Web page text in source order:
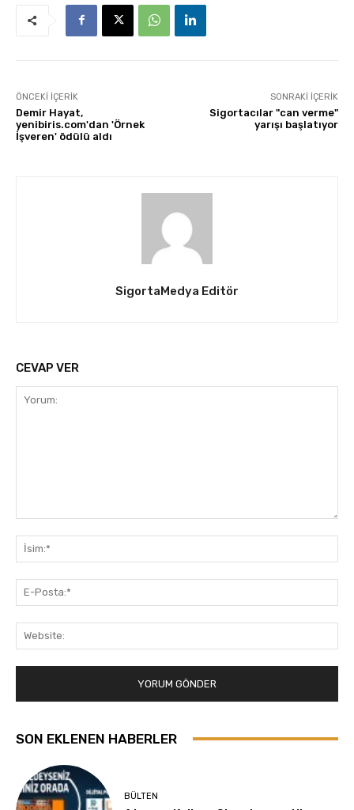
ÖNCEKI İÇERIK
Demir Hayat,
yenibiris.com'dan 'Örnek
İşveren' ödülü aldı
SONRAKI İÇERIK
Sigortacılar "can verme"
yarışı başlatıyor
SigortaMedya Editör
CEVAP VER
SON EKLENEN HABERLER
BÜLTEN